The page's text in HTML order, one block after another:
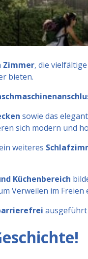
überzeugt mit einer
Zimmer, die
bieten.
sowie das
sich modern und
weiteres
Küchenbereich
Verweilen im Freien